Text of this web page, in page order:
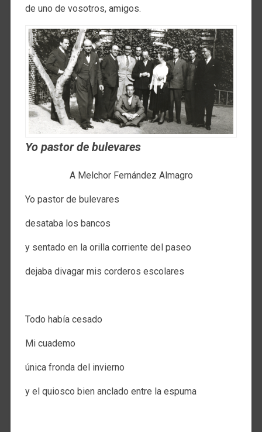
de uno de vosotros, amigos.
Yo pastor de bulevares
A Melchor Fernández Almagro
Yo pastor de bulevares
desataba los bancos
y sentado en la orilla corriente del paseo
dejaba divagar mis corderos escolares
Todo había cesado
Mi cuademo
única fronda del invierno
y el quiosco bien anclado entre la espuma